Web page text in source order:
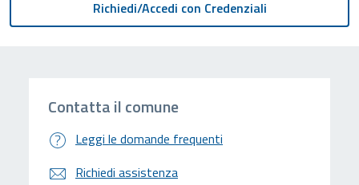
Contatta il comune
Leggi le domande frequenti
Richiedi assistenza